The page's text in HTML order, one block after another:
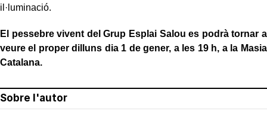
il·luminació.
El pessebre vivent del Grup Esplai Salou es podrà tornar a
veure el proper dilluns dia 1 de gener, a les 19 h, a la Masia
Catalana.
Sobre l'autor